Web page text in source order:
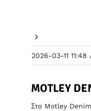
2026-03-11 11:48
MOTLEY
Στο Motley Denim